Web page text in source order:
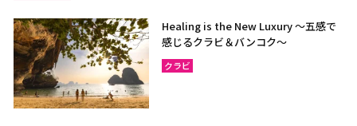
Healing is the New Luxury ～五感で
感じるクラビ＆バンコク～
クラビ